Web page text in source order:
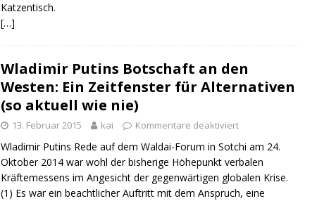
Katzentisch.
[…]
Wladimir Putins Botschaft an den
Westen: Ein Zeitfenster für Alternativen
(so aktuell wie nie)
13. Februar 2015 kai Kommentare deaktiviert
Wladimir Putins Rede auf dem Waldai-Forum in Sotchi am 24.
Oktober 2014 war wohl der bisherige Höhepunkt verbalen
Kräftemessens im Angesicht der gegenwärtigen globalen Krise.
(1) Es war ein beachtlicher Auftritt mit dem Anspruch, eine